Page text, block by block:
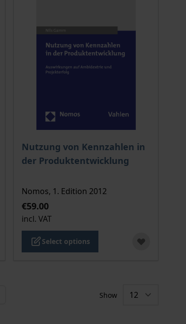
on the product page
Nutzung von Kennzahlen in
der Produktentwicklung
The price depends on the options chosen
Nomos, 1. Edition 2012
€59.00
incl. VAT
Select options
Show